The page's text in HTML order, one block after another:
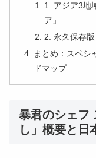
1. アジア3地
ア」
2. 永久保存
まとめ：スペシ
ドマップ
暴君のシェフ
し」概要と日